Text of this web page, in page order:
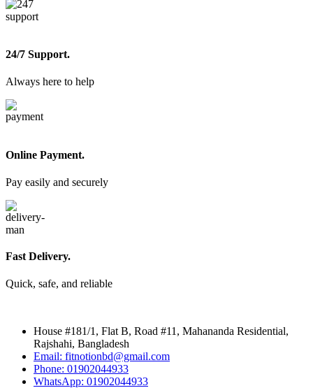
24/7 Support.
Always here to help
Online Payment.
Pay easily and securely
Fast Delivery.
Quick, safe, and reliable
House #181/1, Flat B, Road #11, Mahananda Residential,
Rajshahi, Bangladesh
Email: fitnotionbd@gmail.com
Phone: 01902044933
WhatsApp: 01902044933